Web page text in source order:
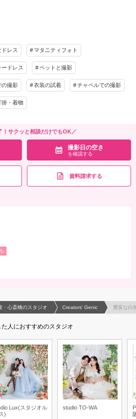
撮影日の空き
を確認する
新婦衣装1着
ヘアメイク
データ 100カット
挙式
家族用衣装レンタル
ドレス マタニティフォト
ドレス ペットと撮影
の撮影 衣装の試着 チャペルでの撮影
掛・着物
！サクッと相談だけでもOK／
撮影日の空き
を確認する
資料請求する
ホーム
・心斎橋のスタジオ Creators' Genic 豊富な白
人におすすめのスタジオ
Lux(スタジオル
)
studio TO-WA